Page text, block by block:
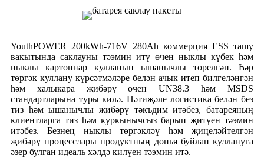
YouthPOWER 200kWh-716V 280Ah коммерция ESS ташу
вакытында саклауны тәэмин итү өчен ныклы күбек һәм
ныклы картоннар кулланып ышанычлы төрелгән. Һәр
төргәк куллану күрсәтмәләре белән ачык итеп билгеләнгән
һәм халыкара җибәрү өчен UN38.3 һәм MSDS
стандартларына туры килә. Нәтиҗәле логистика белән без
тиз һәм ышанычлы җибәрү тәкъдим итәбез, батареяның
клиентларга тиз һәм куркынычсыз барып җитүен тәэмин
итәбез. Безнең ныклы төргәкләү һәм җиңеләйтелгән
җибәрү процесслары продуктның дөнья буйлап куллануга
әзер булган идеаль хәлдә килүен тәэмин итә.